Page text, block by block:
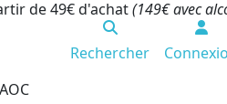
de 49€ d'achat(149€ avec
Rechercher